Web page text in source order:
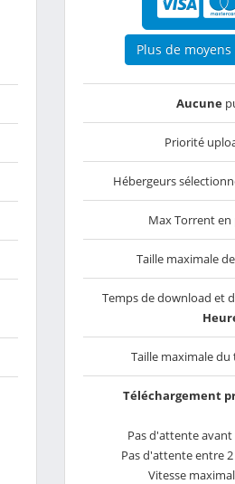
Plus de
Aucune
Priorité
Hébergeurs
Max Torrent en
Taille maximale
Temps de download et
Taille maximale
Téléchargement
Pas d'attente
Pas d'attente entre
Vitesse